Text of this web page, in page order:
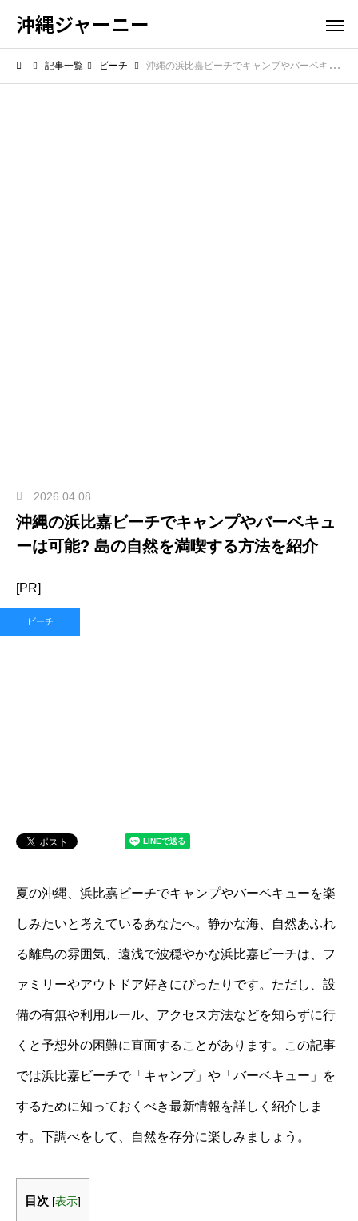
沖縄ジャーニー
記事一覧 ビーチ 沖縄の浜比嘉ビーチでキャンプやバーベキューは可能? 島の自然を満喫する方法を紹介
2026.04.08
沖縄の浜比嘉ビーチでキャンプやバーベキュ
ーは可能? 島の自然を満喫する方法を紹介
[PR]
ビーチ
夏の沖縄、浜比嘉ビーチでキャンプやバーベキューを楽
しみたいと考えているあなたへ。静かな海、自然あふれ
る離島の雰囲気、遠浅で波穏やかな浜比嘉ビーチは、フ
ァミリーやアウトドア好きにぴったりです。ただし、設
備の有無や利用ルール、アクセス方法などを知らずに行
くと予想外の困難に直面することがあります。この記事
では浜比嘉ビーチで「キャンプ」や「バーベキュー」を
するために知っておくべき最新情報を詳しく紹介しま
す。下調べをして、自然を存分に楽しみましょう。
目次 [表示]